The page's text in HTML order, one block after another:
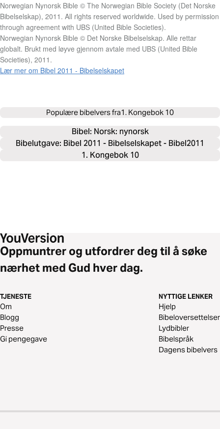
Norwegian Nynorsk Bible © The Norwegian Bible Society (Det Norske
Bibelselskap), 2011. All rights reserved worldwide. Used by permission
through agreement with UBS (United Bible Societies).
Norwegian Nynorsk Bible © Det Norske Bibelselskap. Alle rettar
globalt. Brukt med løyve gjennom avtale med UBS (United Bible
Societies), 2011.
Lær mer om Bibel 2011 - Bibelselskapet
Populære bibelvers fra1. Kongebok 10
Bibel: Norsk: nynorsk
Bibelutgave: Bibel 2011 - Bibelselskapet - Bibel2011
1. Kongebok 10
Oppmuntrer og utfordrer deg til å søke
nærhet med Gud hver dag.
TJENESTE
Om
Blogg
Presse
Gi pengegave
NYTTIGE LENKER
Hjelp
Bibeloversettelser
Lydbibler
Bibelspråk
Dagens bibelvers